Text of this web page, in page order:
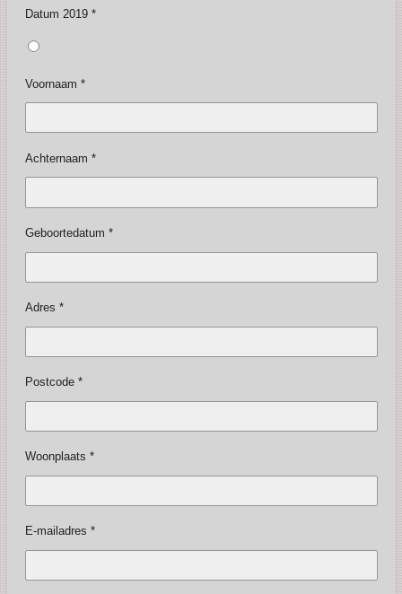
Datum 2019 *
Voornaam *
Achternaam *
Geboortedatum *
Adres *
Postcode *
Woonplaats *
E-mailadres *